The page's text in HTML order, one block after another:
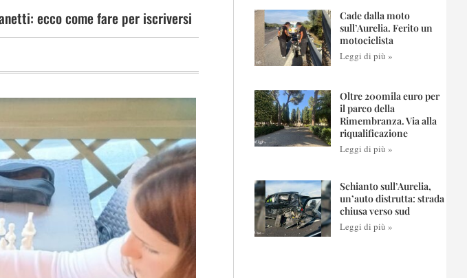
ecco come fare per iscriversi
Cade dalla moto
sull’Aurelia. Ferito un
motociclista
Leggi di più »
Oltre 200mila euro per
il parco della
Rimembranza. Via alla
riqualificazione
Leggi di più »
Schianto sull’Aurelia,
un’auto distrutta: strada
chiusa verso sud
Leggi di più »